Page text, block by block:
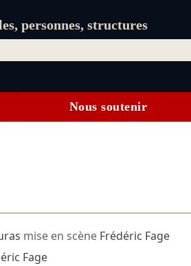
personnes, structures
Nous soutenir
mise en scène Frédéric Fage
Fage